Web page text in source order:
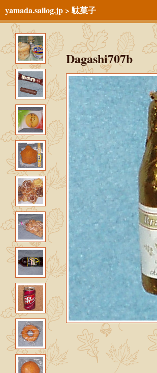
yamada.sailog.jp >駄菓子
Dagashi707b